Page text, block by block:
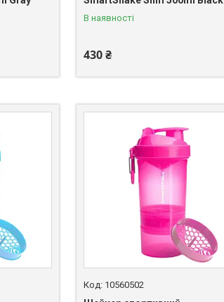
В наявності
430 ₴
10560502